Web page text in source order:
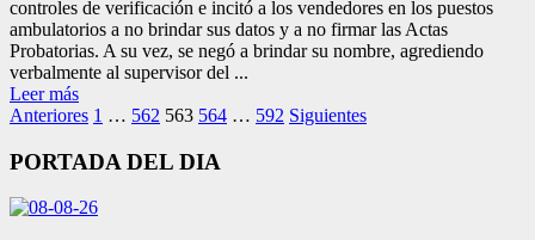
controles de verificación e incitó a los vendedores en los puestos
ambulatorios a no brindar sus datos y a no firmar las Actas
Probatorias. A su vez, se negó a brindar su nombre, agrediendo
verbalmente al supervisor del ...
Leer más
Paginación
de
Anteriores 1 … 562 563 564 … 592 Siguientes
PORTADA DEL DIA